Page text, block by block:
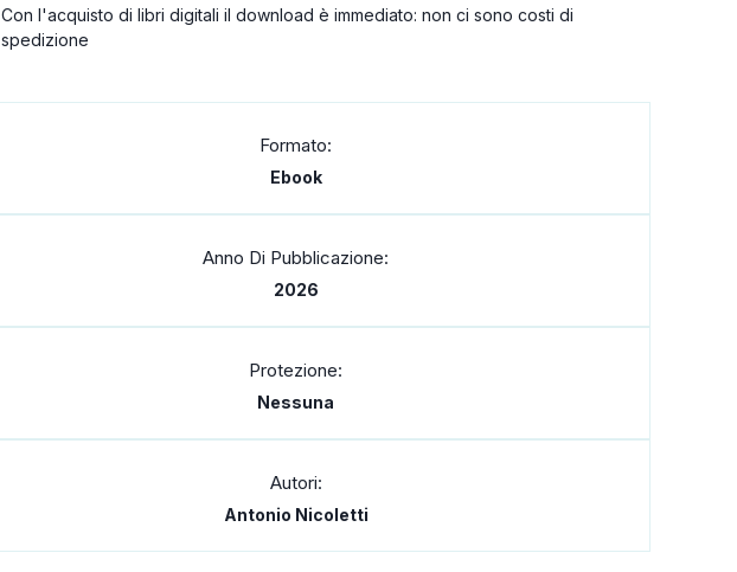
Con l'acquisto di libri digitali il download è immediato: non ci sono costi di
spedizione
Formato:
Ebook
Anno Di Pubblicazione:
2026
Protezione:
Nessuna
Autori:
Antonio Nicoletti